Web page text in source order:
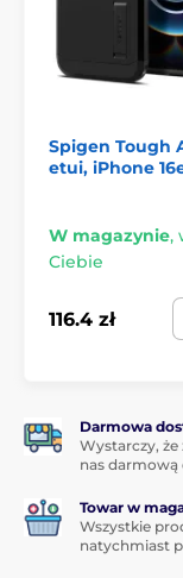
Spigen Tough
etui, iPhone
W magazynie,
Ciebie
116.4 zł
Darmowa
Wystarczy, że
nas darmową
Towar w
Wszystkie
natychmiast